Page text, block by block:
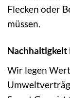
Flecken oder
müssen.
Nachhaltigkeit
Wir legen